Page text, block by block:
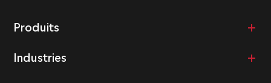
Produits
Industries